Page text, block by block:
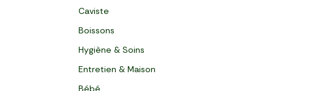
Caviste
Boissons
Hygiène & Soins
Entretien & Maison
Bébé